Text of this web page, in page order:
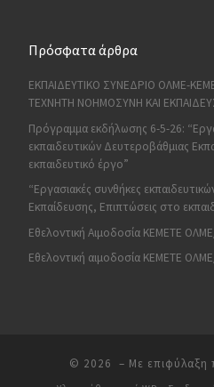
Πρόσφατα άρθρα
ΕΚΠΑΙΔΕΥΤΙΚΟ ΣΥΝΕΔΡΙΟ ΟΛΜΕ-
ΤΕΧΝΗΤΗ ΝΟΗΜΟΣΥΝΗ ΚΑΙ
Πρόγραμμα εκδήλωσης 6-5-26:
εκπαιδευτικών Δευτεροβάθμιας
εκπαιδευτικό έργο”
“Εργασιακές συνθήκες
Εκπαίδευσης, Επιπτώσεις στο
Εθελοντική Αιμοδοσία ΚΕΜΕΤΕ
Εθελοντική αιμοδοσία ΚΕΜΕΤΕ
© 2026 – Με επιφύλαξη